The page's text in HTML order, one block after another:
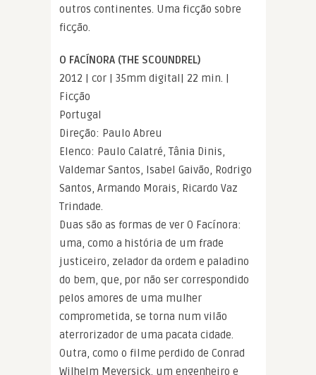
outros continentes. Uma ficção sobre
ficção.
O FACÍNORA (THE SCOUNDREL)
2012 | cor | 35mm digital| 22 min. |
Ficção
Portugal
Direção: Paulo Abreu
Elenco: Paulo Calatré, Tânia Dinis,
Valdemar Santos, Isabel Gaivão, Rodrigo
Santos, Armando Morais, Ricardo Vaz
Trindade.
Duas são as formas de ver O Facínora:
uma, como a história de um frade
justiceiro, zelador da ordem e paladino
do bem, que, por não ser correspondido
pelos amores de uma mulher
comprometida, se torna num vilão
aterrorizador de uma pacata cidade.
Outra, como o filme perdido de Conrad
Wilhelm Meyersick, um engenheiro e